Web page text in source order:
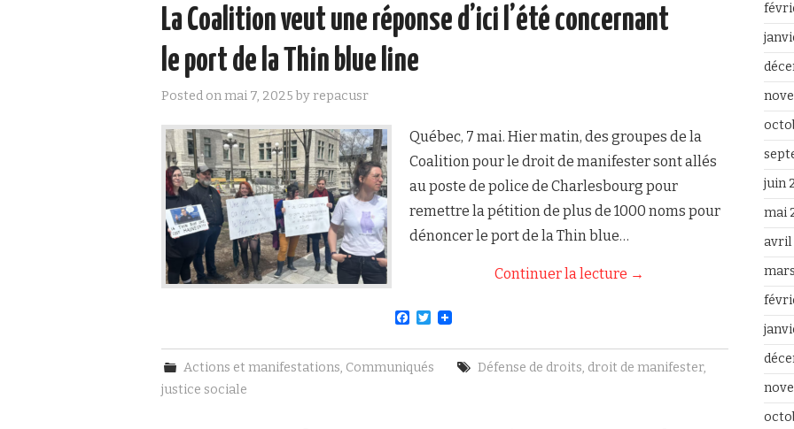
k
La Coalition veut une réponse d’ici l’été concernant
le port de la Thin blue line
Posted onmai 7, 2025 byrepacusr
Québec, 7 mai. Hier matin, des groupes de la
Coalition pour le droit de manifester sont allés
au poste de police de Charlesbourg pour
remettre la pétition de plus de 1000 noms pour
dénoncer le port de la Thin blue…
Continuer la lecture →
F
c
b
T
i
t
Actions et manifestations, Communiqués Défense de droits, droit de manifester,
justice sociale
juin
mai
avril